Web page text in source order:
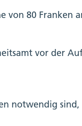
von 80 Franken
vor der
notwendig